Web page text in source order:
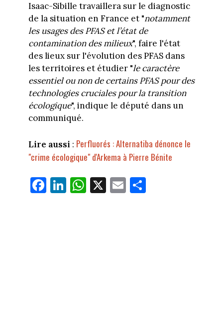
Isaac-Sibille travaillera sur le diagnostic
de la situation en France et "notamment
les usages des PFAS et l’état de
contamination des milieux", faire l'état
des lieux sur l'évolution des PFAS dans
les territoires et étudier "le caractère
essentiel ou non de certains PFAS pour des
technologies cruciales pour la transition
écologique", indique le député dans un
communiqué.
Lire aussi : Perfluorés : Alternatiba dénonce le
"crime écologique" d'Arkema à Pierre Bénite
Fa
ce
Li
nk
W
ha
X E
m
Pa
rt